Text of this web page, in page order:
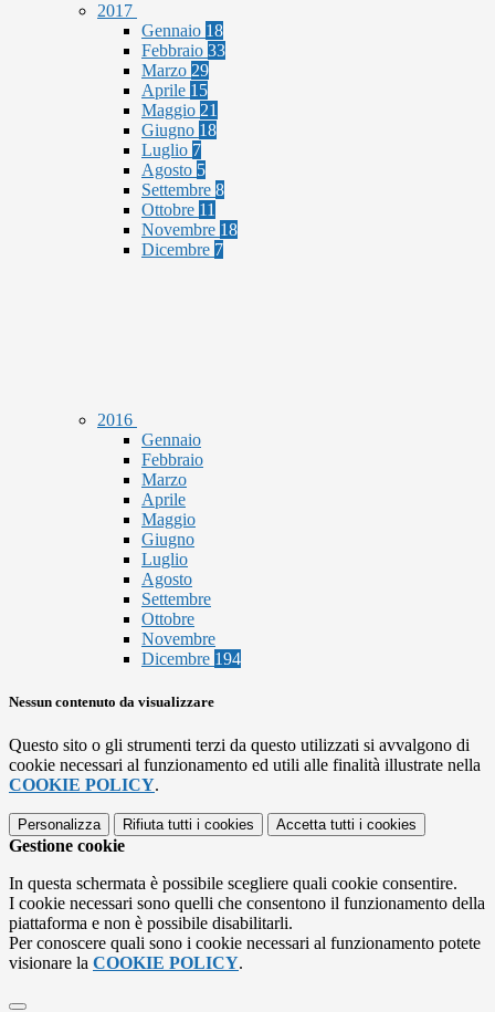
2017
Gennaio 18
Febbraio 33
Marzo 29
Aprile 15
Maggio 21
Giugno 18
Luglio 7
Agosto 5
Settembre 8
Ottobre 11
Novembre 18
Dicembre 7
2016
Gennaio
Febbraio
Marzo
Aprile
Maggio
Giugno
Luglio
Agosto
Settembre
Ottobre
Novembre
Dicembre 194
Nessun contenuto da visualizzare
Questo sito o gli strumenti terzi da questo utilizzati si avvalgono di
cookie necessari al funzionamento ed utili alle finalità illustrate nella
COOKIE POLICY.
Personalizza Rifiuta tutti i cookies Accetta tutti i cookies
Gestione cookie
In questa schermata è possibile scegliere quali cookie consentire.
I cookie necessari sono quelli che consentono il funzionamento della
piattaforma e non è possibile disabilitarli.
Per conoscere quali sono i cookie necessari al funzionamento potete
visionare la COOKIE POLICY.